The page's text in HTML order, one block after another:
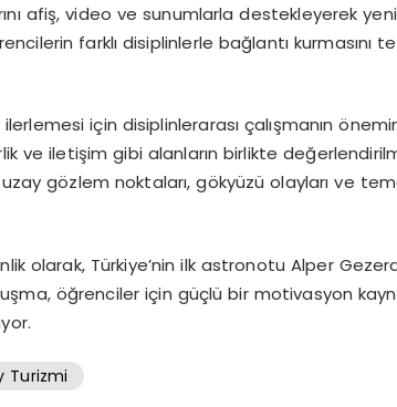
afiş, video ve sunumlarla destekleyerek
farklı disiplinlerle bağlantı kurmasını
için disiplinlerarası çalışmanın
ve iletişim gibi alanların birlikte
gözlem noktaları, gökyüzü olayları ve
olarak, Türkiye’nin ilk astronotu Alper
öğrenciler için güçlü bir motivasyon
Turizmi